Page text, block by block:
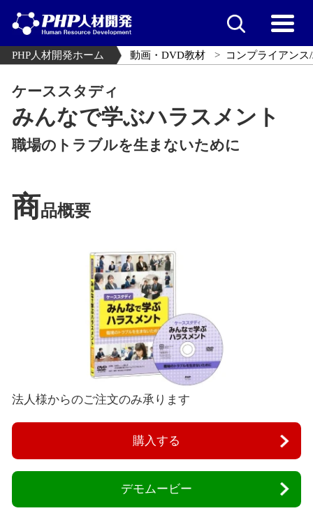
PHP人材開発ホーム 動画・DVD教材 コンプライアン
ケーススタディ
みんなで学ぶハラスメント
職場のトラブルを生まないために
商品概要
法人様からのご注文のみ承ります
購入する
デモムービー